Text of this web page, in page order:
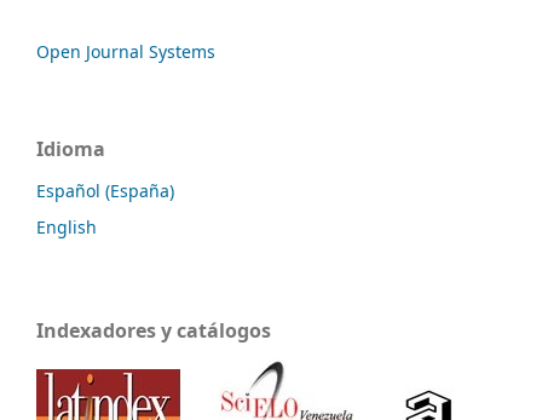
Open Journal Systems
Idioma
Español (España)
English
Indexadores y catálogos